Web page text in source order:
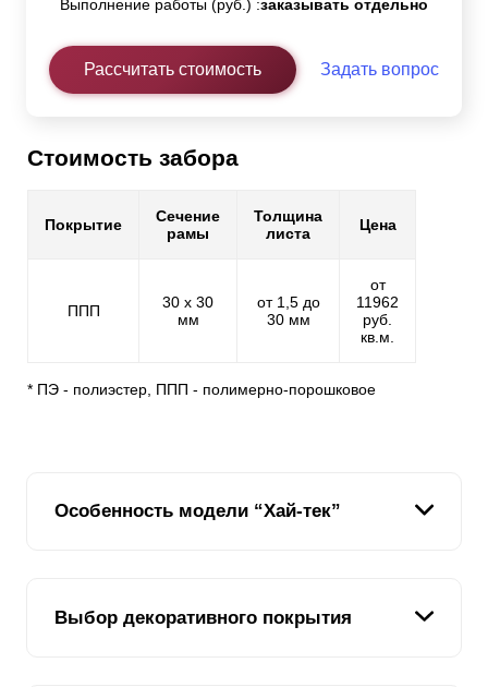
Выполнение работы (руб.) :заказывать отдельно
Рассчитать стоимость Задать вопрос
Стоимость забора
Покрытие
Сечение
рамы
Толщина
листа
Цена
ППП
30 х 30
мм
от 1,5 до
30 мм
от
11962
руб.
кв.м.
* ПЭ - полиэстер, ППП - полимерно-порошковое
Особенность модели “Хай-тек”
Подобрать забор на участок бывает не просто.
Учитывая то, что ограждения устанавливаются на
Выбор декоративного покрытия